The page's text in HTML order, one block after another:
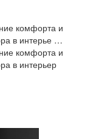
комфорта и
в интерье …
комфорта и
в интерьер